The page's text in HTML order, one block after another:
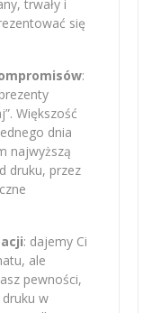
trwały i
się
:
Większość
dnia
najwyższą
druku, przez
: dajemy Ci
ale
pewności,
w